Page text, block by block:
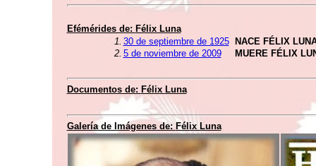
Efémérides de: Félix Luna
1. 30 de septiembre de 1925
NACE FÉLIX
2. 5 de noviembre de 2009 MUERE FÉLIX
Documentos de: Félix Luna
Galería de Imágenes de: Félix Luna